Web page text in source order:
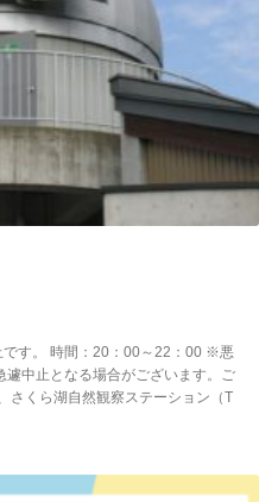
す。 時間：20：00～22：00 ※悪
中止となる場合がございます。ご
さくら湖自然観察ステーション（T